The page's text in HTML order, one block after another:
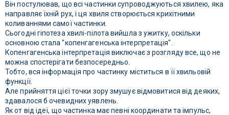
Він постулював, що всі частинки супроводжуються хвилею, яка
направляє їхній рух, і ця хвиля створюється крихітними
коливаннями самої частинки.
Сьогодні гіпотеза хвилі-пілота вийшла з ужитку, оскільки
основною стала "копенгагенська інтерпретація".
Копенгагенська інтерпретація виключає з розгляду все, що не
можна спостерігати безпосередньо.
Тобто, вся інформація про частинку міститься в її хвильовій
функції.
Але прийняття цієї точки зору змушує відмовитися від деяких,
здавалося б очевидних уявлень.
Як от від ідеї, що частинка має певні координати та імпульс,